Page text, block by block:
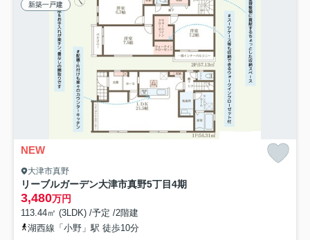
新築一戸建
NEW
大津市真野
リーブルガーデン大津市真野5丁目4期
3,480万円
113.44㎡ (3LDK) /予定 /2階建
湖西線「小野」駅 徒歩10分